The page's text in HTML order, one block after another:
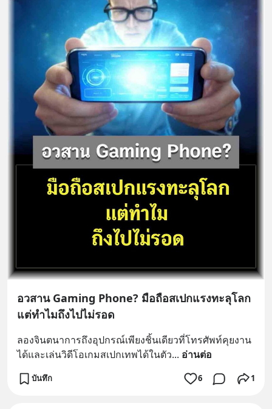
อวสาน Gaming Phone? มือถือสเปกแรงทะลุโลก
แต่ทำไมถึงไปไม่รอด
ลองจินตนาการถึงอุปกรณ์เพียงชิ้นเดียวที่โทรศัพท์คุยงาน
ได้และเล่นวิดีโอเกมสเปกเทพได้ในตัว... อ่านต่อ
บันทึก 6 1